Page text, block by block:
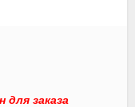
заказа